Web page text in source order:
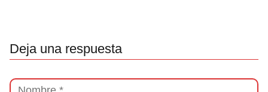
Deja una respuesta